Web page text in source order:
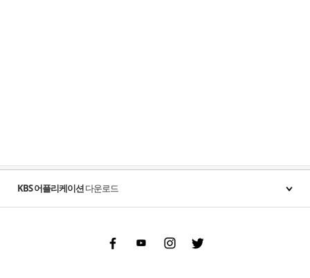
KBS 어플리케이션다운로드
FacebookYoutubeInstgram Twitter